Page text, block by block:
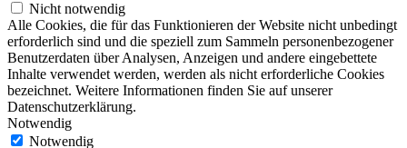
Nicht notwendig
Alle Cookies, die für das Funktionieren der Website nicht unbedingt
erforderlich sind und die speziell zum Sammeln personenbezogener
Benutzerdaten über Analysen, Anzeigen und andere eingebettete
Inhalte verwendet werden, werden als nicht erforderliche Cookies
bezeichnet. Weitere Informationen finden Sie auf unserer
Datenschutzerklärung.
Notwendig
Notwendig